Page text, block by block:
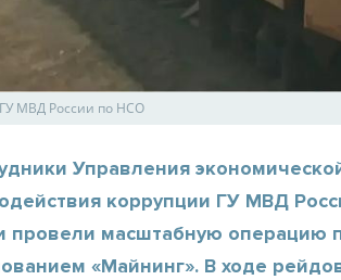
МВД России по НСО
Управления
коррупции ГУ МВД
провели масштабную операцию
«Майнинг». В ходе